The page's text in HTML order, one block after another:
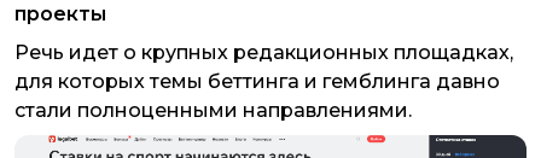
проекты
Речь идет о крупных редакционных площадках,
для которых темы беттинга и гемблинга давно
стали полноценными направлениями.